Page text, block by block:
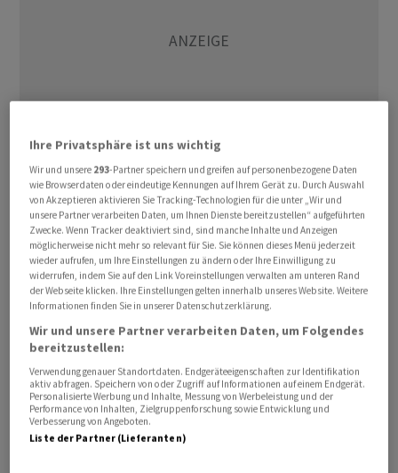
Das Vorhaben mit einem Volumen ‌von 370 Billionen Yen
‌für Bereiche ​wie Künstliche Intelligenz,
Halbleitertechnik und Raumfahrt solle in der
kommenden Woche vorgestellt werden, berichtete die
Wirtschaftszeitung «Nikkei» am Freitag. Es ‌sei Teil der
neuen Wachstumsstrategie von Ministerpräsidentin
Sanae Takaichi, mit der staatliche Ausgaben private ​
am ​Samstag zunächst keine Stellungnahme zu einer
Anfrage ‌der Nachrichtenagentur Reuters vor.
Zur Finanzierung erwäge Tokio einen mehrjährigen
Ihre Privatsphäre ist uns wichtig
Wir und unsere 293-Partner speichern und greifen auf personenbezogene Daten
wie Browserdaten oder eindeutige Kennungen auf Ihrem Gerät zu. Durch Auswahl
von Akzeptieren aktivieren Sie Tracking-Technologien für die unter „Wir und
unsere Partner verarbeiten Daten, um Ihnen Dienste bereitzustellen“ aufgeführten
Zwecke. Wenn Tracker deaktiviert sind, sind manche Inhalte und Anzeigen
möglicherweise nicht mehr so relevant für Sie. Sie können dieses Menü jederzeit
wieder aufrufen, um Ihre Einstellungen zu ändern oder Ihre Einwilligung zu
widerrufen, indem Sie auf den Link Voreinstellungen verwalten am unteren Rand
der Webseite klicken. Ihre Einstellungen gelten innerhalb unseres Website. Weitere
Informationen finden Sie in unserer Datenschutzerklärung.
Wir und unsere Partner verarbeiten Daten, um Folgendes
bereitzustellen:
Verwendung genauer Standortdaten. Endgeräteeigenschaften zur Identifikation
aktiv abfragen. Speichern von oder Zugriff auf Informationen auf einem Endgerät.
Personalisierte Werbung und Inhalte, Messung von Werbeleistung und der
Performance von Inhalten, Zielgruppenforschung sowie Entwicklung und
Verbesserung von Angeboten.
Liste der Partner (Lieferanten)